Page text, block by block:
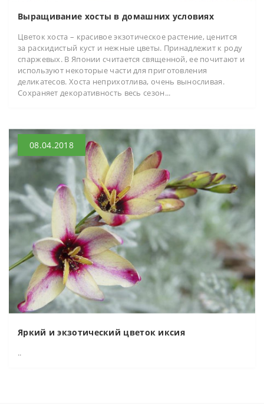
Выращивание хосты в домашних условиях
Цветок хоста – красивое экзотическое растение, ценится
за раскидистый куст и нежные цветы. Принадлежит к роду
спаржевых. В Японии считается священной, ее почитают и
используют некоторые части для приготовления
деликатесов. Хоста неприхотлива, очень выносливая.
Сохраняет декоративность весь сезон...
08.04.2018
Яркий и экзотический цветок иксия
..